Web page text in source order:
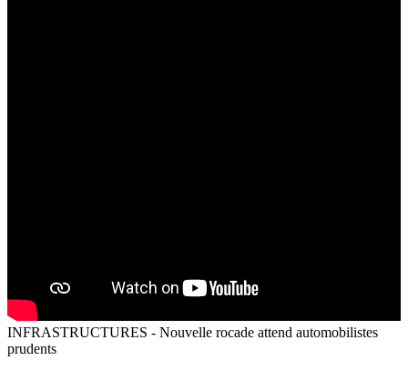
INFRASTRUCTURES - Nouvelle rocade attend automobilistes
prudents